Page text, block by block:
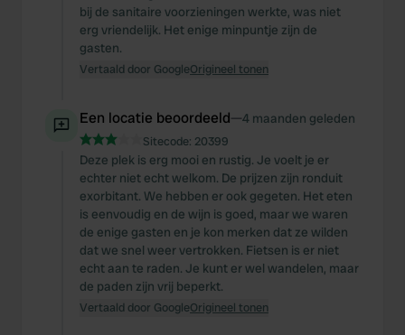
bij de sanitaire voorzieningen werkte, was niet
erg vriendelijk. Het enige minpuntje zijn de
gasten.
Vertaald door GoogleOrigineel tonen
Een locatie beoordeeld—4 maanden geleden
Sitecode: 20399
Deze plek is erg mooi en rustig. Je voelt je er
echter niet echt welkom. De prijzen zijn ronduit
exorbitant. We hebben er ook gegeten. Het eten
is eenvoudig en de wijn is goed, maar we waren
de enige gasten en je kon merken dat ze wilden
dat we snel weer vertrokken. Fietsen is er niet
echt aan te raden. Je kunt er wel wandelen, maar
de paden zijn vrij beperkt.
Vertaald door GoogleOrigineel tonen